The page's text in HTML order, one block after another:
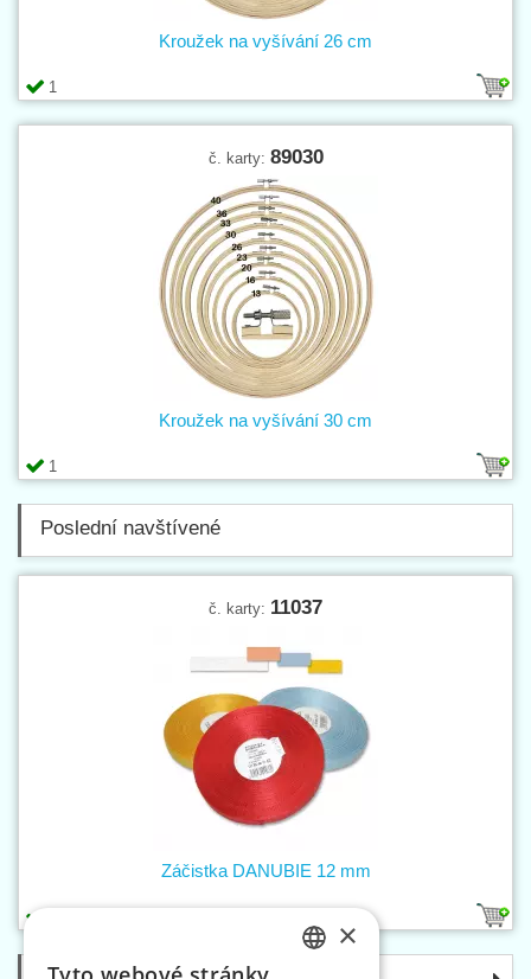
1
Kroužek na vyšívání 26 cm
č. karty: 89030
1
Kroužek na vyšívání 30 cm
Poslední navštívené
č. karty: 11037
Záčistka DANUBIE 12 mm
×